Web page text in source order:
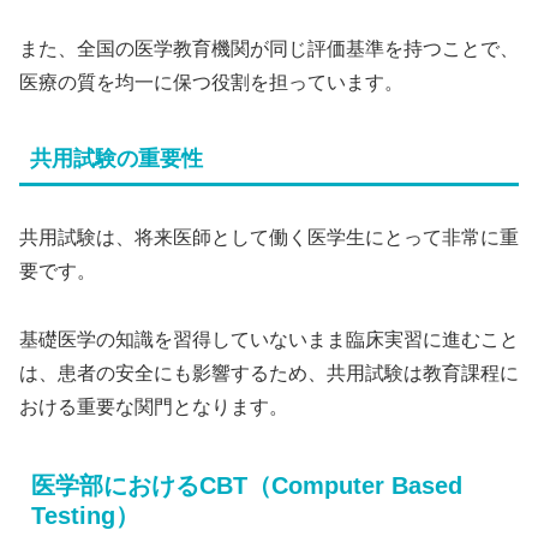
また、全国の医学教育機関が同じ評価基準を持つことで、
医療の質を均一に保つ役割を担っています。
共用試験の重要性
共用試験は、将来医師として働く医学生にとって非常に重
要です。
基礎医学の知識を習得していないまま臨床実習に進むこと
は、患者の安全にも影響するため、共用試験は教育課程に
おける重要な関門となります。
医学部におけるCBT（Computer Based
Testing）